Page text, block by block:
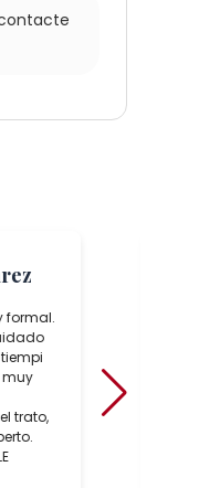
formal.
muy
trato,